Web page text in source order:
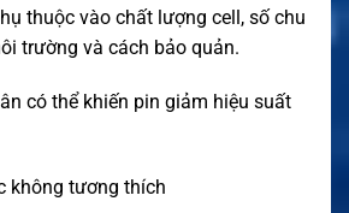
thuộc vào chất lượng cell, số chu
trường và cách bảo quản.
có thể khiến pin giảm hiệu suất
không tương thích